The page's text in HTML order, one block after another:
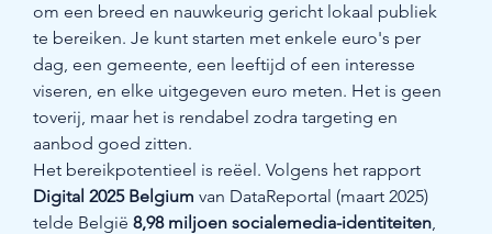
om een breed en nauwkeurig gericht lokaal publiek
te bereiken. Je kunt starten met enkele euro's per
dag, een gemeente, een leeftijd of een interesse
viseren, en elke uitgegeven euro meten. Het is geen
toverij, maar het is rendabel zodra targeting en
aanbod goed zitten.
Het bereikpotentieel is reëel. Volgens het rapport
Digital 2025 Belgium van DataReportal (maart 2025)
telde België 8,98 miljoen socialemedia-identiteiten,